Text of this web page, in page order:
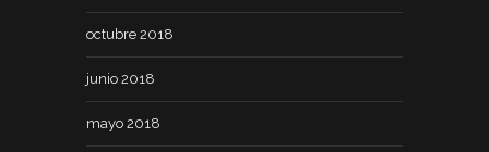
octubre 2018
junio 2018
mayo 2018